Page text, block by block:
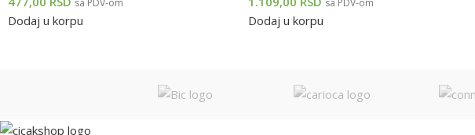
sa PDV-om
Dodaj u korpu
sa PDV-om
Dodaj u korpu